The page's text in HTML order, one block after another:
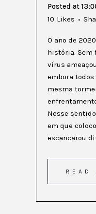
Posted at
10 Likes
O ano de
história. Sem
vírus
embora
mesma
Nesse
em que
escancarou
READ